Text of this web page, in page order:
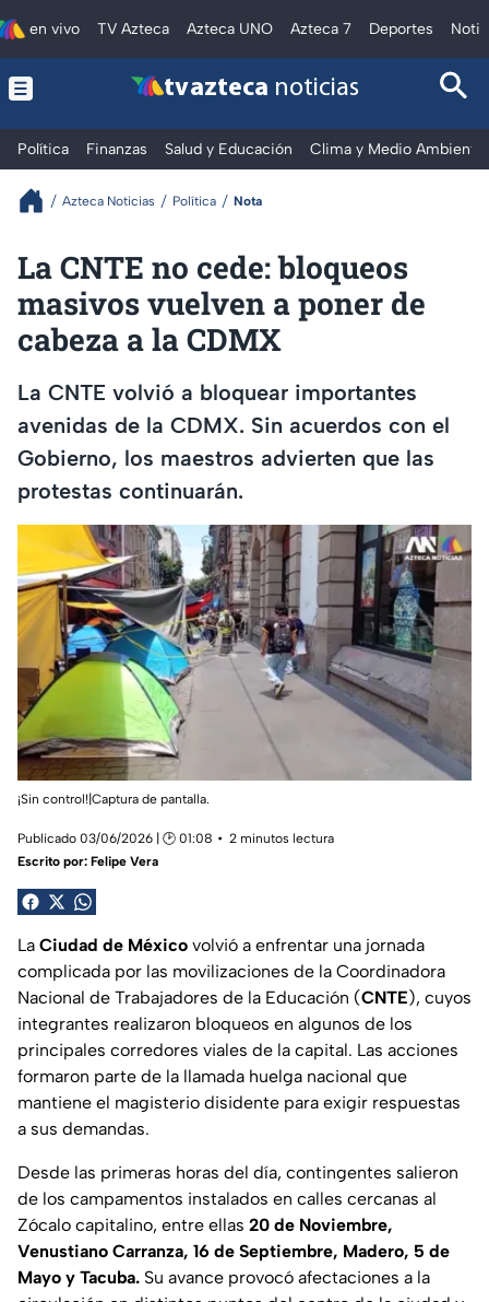
en vivo TV Azteca Azteca UNO Azteca 7 Deportes
tv azteca noticias
Política Finanzas Salud y Educación Clima y Medio Ambiente
Azteca Noticias Política Nota
La CNTE no cede: bloqueos
masivos vuelven a poner de
cabeza a la CDMX
La CNTE volvió a bloquear importantes
avenidas de la CDMX. Sin acuerdos con el
Gobierno, los maestros advierten que las
protestas continuarán.
¡Sin control!|Captura de pantalla.
Publicado 03/06/2026 | 🕑 01:08
2 minutos lectura
Escrito por: Felipe Vera
La Ciudad de México volvió a enfrentar una jornada
complicada por las movilizaciones de la Coordinadora
Nacional de Trabajadores de la Educación (CNTE), cuyos
integrantes realizaron bloqueos en algunos de los
principales corredores viales de la capital. Las acciones
formaron parte de la llamada huelga nacional que
mantiene el magisterio disidente para exigir respuestas
a sus demandas.
Desde las primeras horas del día, contingentes salieron
de los campamentos instalados en calles cercanas al
Zócalo capitalino, entre ellas 20 de Noviembre,
Venustiano Carranza, 16 de Septiembre, Madero, 5 de
Mayo y Tacuba. Su avance provocó afectaciones a la